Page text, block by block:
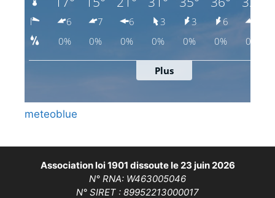
meteoblue
Association loi 1901 dissoute le 23 juin 2026
N° RNA: W463005046
N° SIRET : 89952213000017